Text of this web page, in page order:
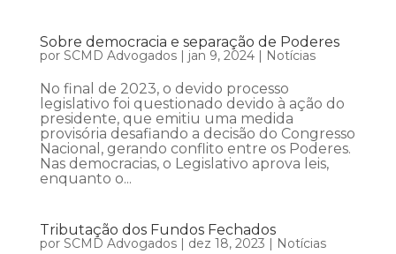
Sobre democracia e separação de Poderes
por SCMD Advogados| jan 9, 2024| Notícias
No final de 2023, o devido processo
legislativo foi questionado devido à ação do
presidente, que emitiu uma medida
provisória desafiando a decisão do Congresso
Nacional, gerando conflito entre os Poderes.
Nas democracias, o Legislativo aprova leis,
enquanto o...
Tributação dos Fundos Fechados
por SCMD Advogados| dez 18, 2023 | Notícias